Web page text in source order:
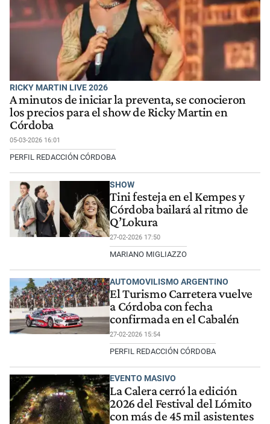
RICKY MARTIN LIVE 2026
A minutos de iniciar la preventa, se conocieron
los precios para el show de Ricky Martin en
Córdoba
05-03-2026 16:01
PERFIL REDACCIÓN CÓRDOBA
SHOW
Tini festeja en el Kempes y
Córdoba bailará al ritmo de
Q’Lokura
27-02-2026 17:50
MARIANO MIGLIAZZO
AUTOMOVILISMO ARGENTINO
El Turismo Carretera vuelve
a Córdoba con fecha
confirmada en el Cabalén
27-02-2026 15:54
PERFIL REDACCIÓN CÓRDOBA
EVENTO MASIVO
La Calera cerró la edición
2026 del Festival del Lómito
con más de 45 mil asistentes